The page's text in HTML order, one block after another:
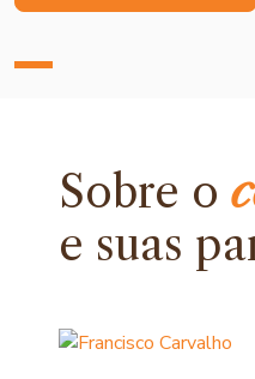
Sobre o
e suas